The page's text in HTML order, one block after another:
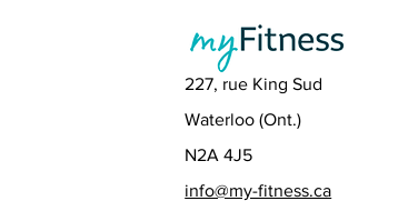
227, rue King Sud
Waterloo (Ont.)
N2A 4J5
info@my-fitness.ca